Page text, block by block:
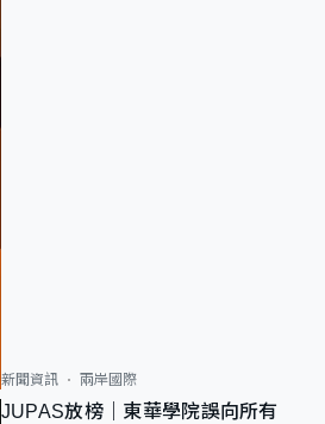
新聞資訊 兩岸國際
JUPAS放榜｜東華學院誤向所有